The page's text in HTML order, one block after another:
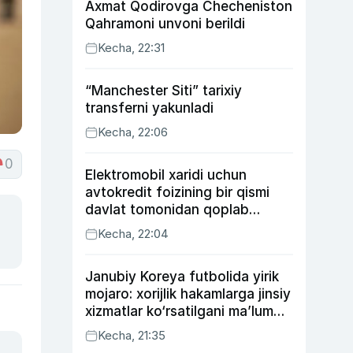
0
Axmat Qodirovga Checheniston
Qahramoni unvoni berildi
Kecha, 22:31
“Manchester Siti” tarixiy
transferni yakunladi
Kecha, 22:06
Elektromobil xaridi uchun
avtokredit foizining bir qismi
davlat tomonidan qoplab
berilishi mumkin
Kecha, 22:04
Janubiy Koreya futbolida yirik
mojaro: xorijlik hakamlarga jinsiy
xizmatlar ko‘rsatilgani ma’lum
qilindi
Kecha, 21:35